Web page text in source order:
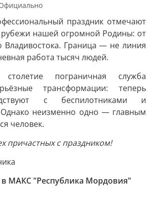
праздник отмечают
рубежи нашей огромной Родины: от
Владивостока. Граница — не линия
работа тысяч людей.
пограничная служба
трансформации: теперь
с беспилотниками и
неизменно одно — главным
человек.
причастных с праздником!
в МАКС "Республика Мордовия"